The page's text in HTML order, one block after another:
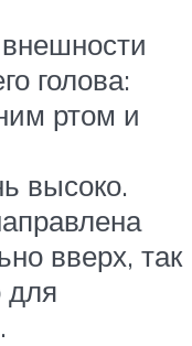
голова:
ртом и
высоко.
вверх, так
для